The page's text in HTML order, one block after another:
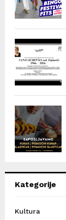
Kategorije
Kultura